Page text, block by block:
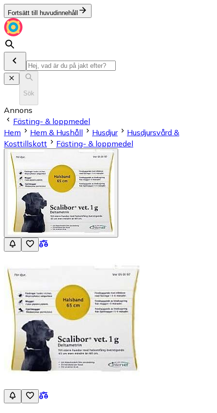
Fortsätt till huvudinnehåll
Sök
Annons
Fästing- & loppmedel
Hem
Hem & Hushåll Husdjur
Husdjursvård &
Kosttillskott
Fästing- & loppmedel